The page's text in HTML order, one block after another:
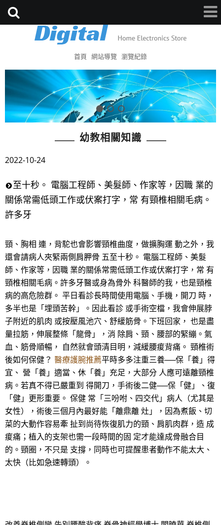
首頁 網站導覽 瀏覽紀錄
幼教相關知識
2022-10-24
至十秒。 電腦工程師、美髮師、作家等，因職 業的
關係常需低頭工作或伏案打字，常 有頸椎相關毛病。
許多牙
頸、胸相 連，背駝也會影響頸椎曲度，做擴胸運 動之外，我
還會請病人夾緊兩側肩胛骨 五至十秒。 電腦工程師、美髮
師、作家等，因職 業的關係常需低頭工作或伏案打字，常 有
頸椎相關毛病。許多牙醫或身為骨外 科醫師的我，也是頸椎
病的高危險群。 平日看診長時間使用電腦、手機，開刀 時，
多半也是「埋頭苦幹」。因此看診 或手術空檔，我會伸展脖
子附近的肌肉 或按壓風池穴、舒緩筋骨。下班回家， 也是盡
量拉筋，伸展整條「龍骨」，消 除肩、頸、腰部的緊繃。氣
血、筋骨順暢， 自然就會頭清目明，減緩腰痠背痛。 頸椎術
後如何保健？ 醫療護腕推薦平時多多注重三養──保「養」得
宜、 營「養」適當、休「養」充足，大部分 人應可遠離頸椎
病。若真不得已嚴重到 得開刀，手術後二健──保「健」、復
「健」更形重要。 保健 常「三吩咐、四交代」病人（尤其是
女性），術後三個月內最好能「離鼎離 灶」，因為煮飯、切
菜的大動作容易牽 扯到尚待恢復肌力的頸、肩肌肉群，造 成
痠痛；植入的支架也需一段時間的固 定才能達成骨融合目
的。頸圈，不只是 支撐，同時也可提醒患者動作不能太大、
太快（比如急速轉頭）。